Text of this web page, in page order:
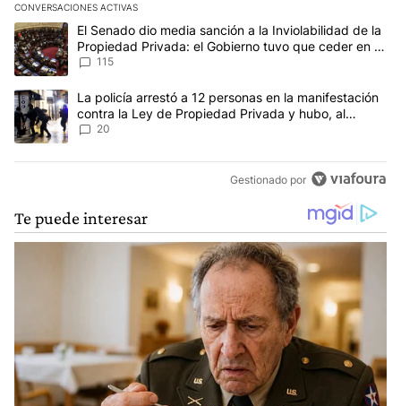
CONVERSACIONES ACTIVAS
Este listado muestra los artículos con más comentarios en los
Un artículo de tendencia con el título "El Senado dio media
El Senado dio media sanción a la Inviolabilidad de la
Propiedad Privada: el Gobierno tuvo que ceder en la
Ley del Manejo del Fuego
115
Un artículo de tendencia con el título "La policía arrestó a 12
La policía arrestó a 12 personas en la manifestación
contra la Ley de Propiedad Privada y hubo, al
menos, 3 agentes heridos
20
Gestionado por